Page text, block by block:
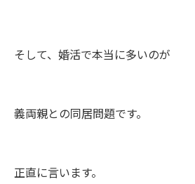
そして、婚活で本当に多いのが
義両親との同居問題です。
正直に言います。